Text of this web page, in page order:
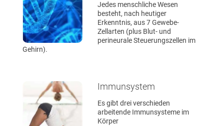
Jedes menschliche Wesen
besteht, nach heutiger
Erkenntnis, aus 7 Gewebe-
Zellarten (plus Blut- und
perineurale Steuerungszellen im
Gehirn).
Immunsystem
Es gibt drei verschieden
arbeitende Immunsysteme im
Körper